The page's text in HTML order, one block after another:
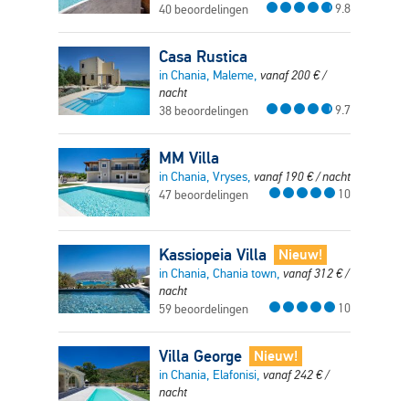
40 beoordelingen
9.8
Casa Rustica
in Chania, Maleme, vanaf200€/
nacht
38 beoordelingen
9.7
MM Villa
in Chania, Vryses, vanaf 190€/ nacht
47 beoordelingen
10
Kassiopeia Villa Nieuw!
in Chania, Chania town, vanaf312€/
nacht
59 beoordelingen
10
Villa George Nieuw!
in Chania, Elafonisi, vanaf242€/
nacht